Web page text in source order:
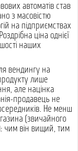
автоматів став
з масовістю
на підприємствах
ціна однієї
наших
вендингу на
лише
але націнка
продавець не
Не менш
(звичайного
чим він вищий, тим